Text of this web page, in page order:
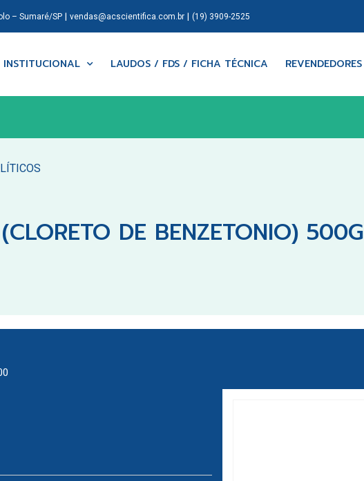
– Sumaré/SP| vendas@acscientifica.com.br| (19) 3909-2525
INSTITUCIONAL LAUDOS / FDS / FICHA TÉCNICA REVENDEDORES
DE BENZETONIO) 500G